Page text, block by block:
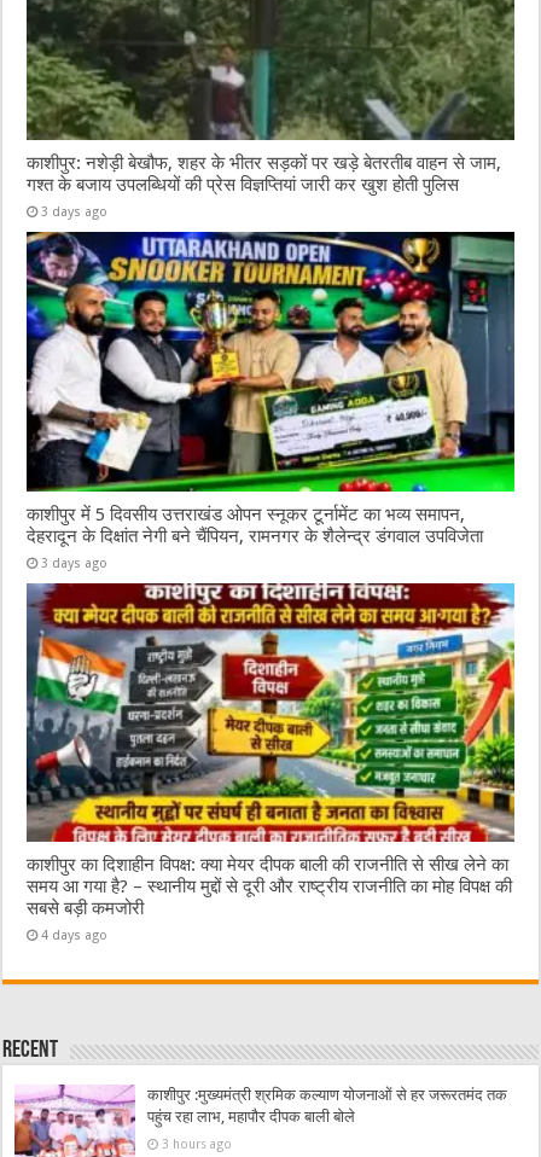
काशीपुर: नशेड़ी बेखौफ, शहर के भीतर सड़कों पर खड़े बेतरतीब वाहन से जाम,
गश्त के बजाय उपलब्धियों की प्रेस विज्ञप्तियां जारी कर खुश होती पुलिस
3 days ago
काशीपुर में 5 दिवसीय उत्तराखंड ओपन स्नूकर टूर्नामेंट का भव्य समापन,
देहरादून के दिक्षांत नेगी बने चैंपियन, रामनगर के शैलेन्द्र डंगवाल उपविजेता
3 days ago
काशीपुर का दिशाहीन विपक्ष: क्या मेयर दीपक बाली की राजनीति से सीख लेने का
समय आ गया है? – स्थानीय मुद्दों से दूरी और राष्ट्रीय राजनीति का मोह विपक्ष की
सबसे बड़ी कमजोरी
4 days ago
Recent
काशीपुर :मुख्यमंत्री श्रमिक कल्याण योजनाओं से हर जरूरतमंद तक
पहुंच रहा लाभ, महापौर दीपक बाली बोले
3 hours ago